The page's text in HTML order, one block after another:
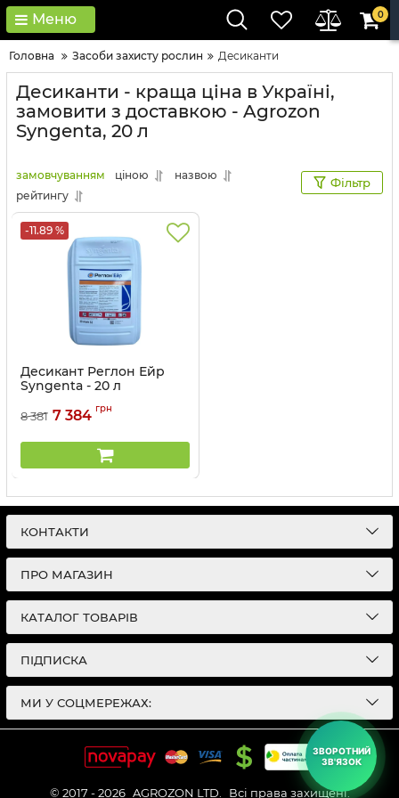
ЗВОРОТНИЙ
ЗВ'ЯЗОК
Меню 0
Головна Засоби захисту рослин Десиканти
Десиканти - краща ціна в Україні,
замовити з доставкою - Agrozon
Syngenta, 20 л
замовчуванням ціною
назвою
рейтингу
Фільтр
-11.89 %
Десикант Реглон Ейр
Syngenta - 20 л
8 381 7 384 грн
КОНТАКТИ
ПРО МАГАЗИН
КАТАЛОГ ТОВАРІВ
ПІДПИСКА
МИ У СОЦМЕРЕЖАХ:
© 2017 - 2026 AGROZON LTD. Всі права захищені.